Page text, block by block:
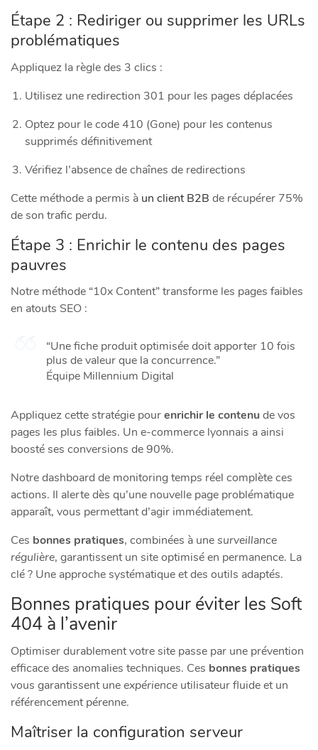
Étape 2 : Rediriger ou supprimer les URLs
problématiques
Appliquez la règle des 3 clics :
Utilisez une redirection 301 pour les pages déplacées
Optez pour le code 410 (Gone) pour les contenus
supprimés définitivement
Vérifiez l’absence de chaînes de redirections
Cette méthode a permis à un client B2B de récupérer 75%
de son trafic perdu.
Étape 3 : Enrichir le contenu des pages
pauvres
Notre méthode “10x Content” transforme les pages faibles
en atouts SEO :
“Une fiche produit optimisée doit apporter 10 fois
plus de valeur que la concurrence.”
Équipe Millennium Digital
Appliquez cette stratégie pourenrichir le contenude vos
pages les plus faibles. Un e-commerce lyonnais a ainsi
boosté ses conversions de 90%.
Notre dashboard de monitoring temps réel complète ces
actions. Il alerte dès qu’une nouvelle page problématique
apparaît, vous permettant d’agir immédiatement.
Ces bonnes pratiques, combinées à unesurveillance
régulière, garantissent un site optimisé en permanence. La
clé ? Une approche systématique et des outils adaptés.
Bonnes pratiques pour éviter les Soft
404 à l’avenir
Optimiser durablement votre site passe par une prévention
efficace des anomalies techniques. Ces bonnes pratiques
vous garantissent uneexpérience utilisateur fluide et un
référencement pérenne.
Maîtriser la configuration serveur